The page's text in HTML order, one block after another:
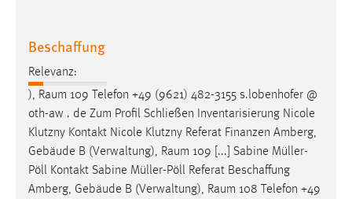
Beschaffung
Relevanz:
), Raum 109 Telefon +49 (9621) 482-3155 s.lobenhofer @
oth-aw . de Zum Profil Schließen Inventarisierung Nicole
Klutzny Kontakt Nicole Klutzny Referat Finanzen Amberg,
Gebäude B (Verwaltung), Raum 109 [...] Sabine Müller-
Pöll Kontakt Sabine Müller-Pöll Referat Beschaffung
Amberg, Gebäude B (Verwaltung), Raum 108 Telefon +49